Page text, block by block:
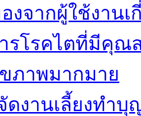
งจากผู้ใช้งาน
รโรคไตที่มีคุณ
ภาพมากมาย
ดงานเลี้ยงทำ